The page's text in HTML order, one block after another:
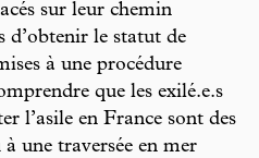
sur leur chemin
d’obtenir le statut de
à une procédure
que les exilé.e.s
l’asile en France sont des
une traversée en mer